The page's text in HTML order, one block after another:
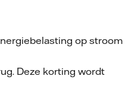
op stroom
Deze korting wordt